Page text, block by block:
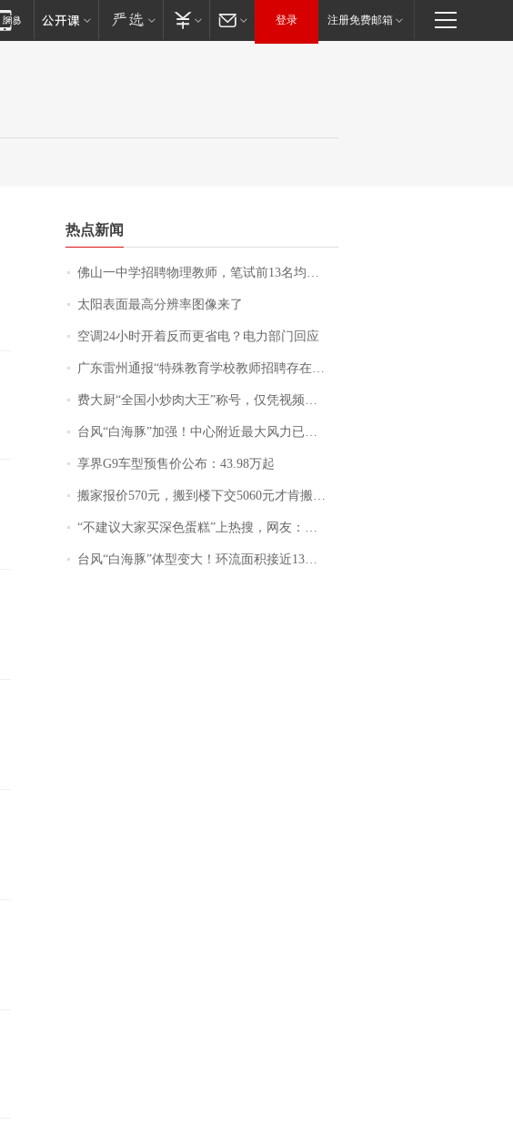
登录 注册免费邮箱
热点新闻
佛山一中学招聘物理教师，笔试前13名均遭淘汰？教育局：已叫停招聘，成立调查组全面核查
太阳表面最高分辨率图像来了
空调24小时开着反而更省电？电力部门回应
广东雷州通报“特殊教育学校教师招聘存在违规行为”：已启动问责程序 副校长被停职
费大厨“全国小炒肉大王”称号，仅凭视频评出？中国烹饪协会回应
台风“白海豚”加强！中心附近最大风力已达15级 最新研判
享界G9车型预售价公布：43.98万起
搬家报价570元，搬到楼下交5060元才肯搬上楼！女子傻眼了……
“不建议大家买深色蛋糕”上热搜，网友：天塌了！
台风“白海豚”体型变大！环流面积接近13个浙江那么大